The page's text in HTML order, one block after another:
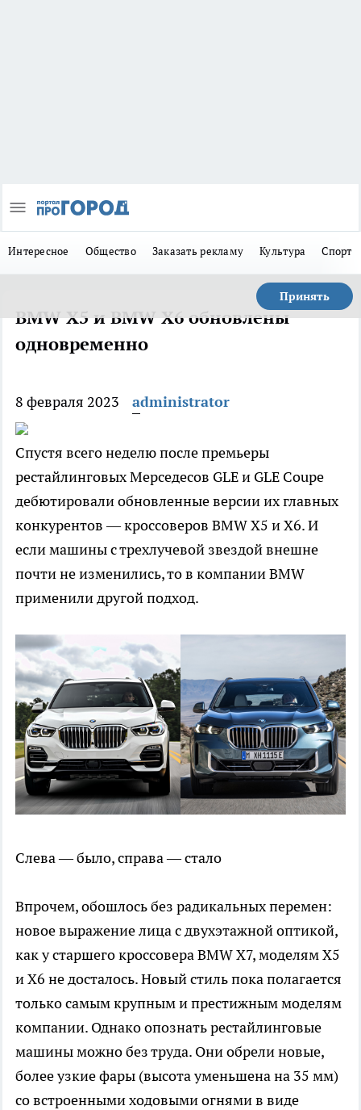
Интересное Общество Заказать рекламу Культура Спорт
Принять
BMW X5 и BMW X6 обновлены
одновременно
8 февраля 2023 administrator
Спустя всего неделю после премьеры
рестайлинговых Мерседесов GLE и GLE Coupe
дебютировали обновленные версии их главных
конкурентов — кроссоверов BMW X5 и X6. И
если машины с трехлучевой звездой внешне
почти не изменились, то в компании BMW
применили другой подход.
Слева — было, справа — стало
Впрочем, обошлось без радикальных перемен:
новое выражение лица с двухэтажной оптикой,
как у старшего кроссовера BMW X7, моделям X5
и X6 не досталось. Новый стиль пока полагается
только самым крупным и престижным моделям
компании. Однако опознать рестайлинговые
машины можно без труда. Они обрели новые,
более узкие фары (высота уменьшена на 35 мм)
со встроенными ходовыми огнями в виде